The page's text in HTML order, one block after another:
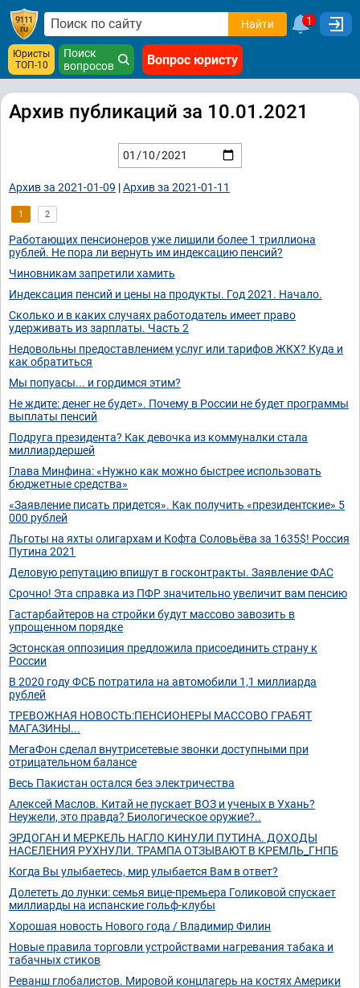
Найти 1
Юристы
ТОП-10
Поиск
вопросов
Вопрос юристу
Архив публикаций за 10.01.2021
Архив за 2021-01-09 |Архив за 2021-01-11
1 2
Работающих пенсионеров уже лишили более 1 триллиона
рублей. Не пора ли вернуть им индексацию пенсий?
Чиновникам запретили хамить
Индексация пенсий и цены на продукты. Год 2021. Начало.
Сколько и в каких случаях работодатель имеет право
удерживать из зарплаты. Часть 2
Недовольны предоставлением услуг или тарифов ЖКХ? Куда и
как обратиться
Мы попуасы... и гордимся этим?
Не ждите: денег не будет». Почему в России не будет программы
выплаты пенсий
Подруга президента? Как девочка из коммуналки стала
миллиардершей
Глава Минфина: «Нужно как можно быстрее использовать
бюджетные средства»
«Заявление писать придется». Как получить «президентские» 5
000 рублей
Льготы на яхты олигархам и Кофта Соловьёва за 1635$! Россия
Путина 2021
Деловую репутацию впишут в госконтракты. Заявление ФАС
Срочно! Эта справка из ПФР значительно увеличит вам пенсию
Гастарбайтеров на стройки будут массово завозить в
упрощенном порядке
Эстонская оппозиция предложила присоединить страну к
России
В 2020 году ФСБ потратила на автомобили 1,1 миллиарда
рублей
ТРЕВОЖНАЯ НОВОСТЬ:ПЕНСИОНЕРЫ МАССОВО ГРАБЯТ
МАГАЗИНЫ...
МегаФон сделал внутрисетевые звонки доступными при
отрицательном балансе
Весь Пакистан остался без электричества
Алексей Маслов. Китай не пускает ВОЗ и ученых в Ухань?
Неужели, это правда? Биологическое оружие?..
ЭРДОГАН И МЕРКЕЛЬ НАГЛО КИНУЛИ ПУТИНА. ДОХОДЫ
НАСЕЛЕНИЯ РУХНУЛИ. ТРАМПА ОТЗЫВАЮТ В КРЕМЛЬ_ГНПБ
Когда Вы улыбаетесь, мир улыбается Вам в ответ?
Долететь до лунки: семья вице-премьера Голиковой спускает
миллиарды на испанские гольф-клубы
Хорошая новость Нового года / Владимир Филин
Новые правила торговли устройствами нагревания табака и
табачных стиков
Реванш глобалистов. Мировой концлагерь на костях Америки